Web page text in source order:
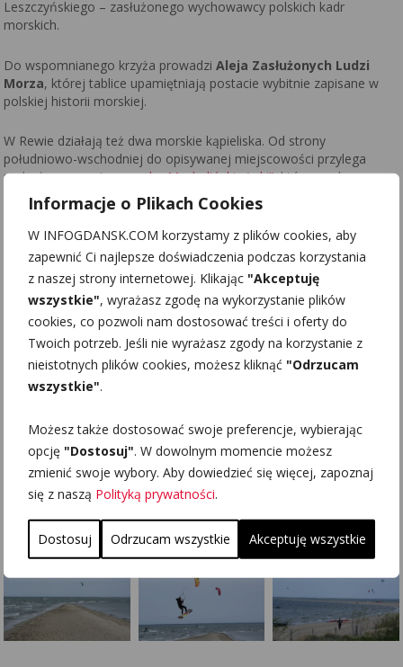
Informacje o Plikach Cookies
W INFOGDANSK.COM korzystamy z plików cookies, aby
zapewnić Ci najlepsze doświadczenia podczas korzystania
z naszej strony internetowej. Klikając "Akceptuję
wszystkie", wyrażasz zgodę na wykorzystanie plików
cookies, co pozwoli nam dostosować treści i oferty do
Twoich potrzeb. Jeśli nie wyrażasz zgody na korzystanie z
nieistotnych plików cookies, możesz kliknąć "Odrzucam
wszystkie".
Możesz także dostosować swoje preferencje, wybierając
opcję "Dostosuj". W dowolnym momencie możesz
zmienić swoje wybory. Aby dowiedzieć się więcej, zapoznaj
się z naszą Polityką prywatności.
Dostosuj Odrzucam wszystkie Akceptuję wszystkie
Leszczyńskiego – zasłużonego wychowawcy polskich kadr
morskich.
Do wspomnianego krzyża prowadziAleja Zasłużonych Ludzi
Morza, której tablice upamiętniają postacie wybitnie zapisane w
polskiej historii morskiej.
W Rewie działają też dwa morskie kąpieliska. Od strony
południowo-wschodniej do opisywanej miejscowości przylega
rozległyrezerwat przyrody „Mechelińskie Łąki”, którego obszar
chroni rzadkie gatunki ptaków oraz stanowiska mikołajka
nadmorskiego (link) – unikatowej rośliny występującej w
środowisku wydmowym.
Z rewskiej plaży widać też torpedownię w Babich Dołach
malownicza ruina przypomina o niemieckim poligonie torpedowym
Luftwaffe, działającym w okolicy podczas II wojny światowej.
Wędrując w kierunku przeciwnym dojść można dorezerwatu
przyrody „Beka” , ustanowionego w celu ochrony unikatowej
przyrody słonych łąk nadmorskich.
W opisywanej miejscowości prężnie działaRewski Yacht Klub
profesjonalne usługi oferują szkółki windsurfingu i kitesurfingu.
Zatem możliwości udanego odpoczynku i co za tym idzie –
powodów do wizyty w Rewie nie brakuje.
GALERIA Rewa - fotografie